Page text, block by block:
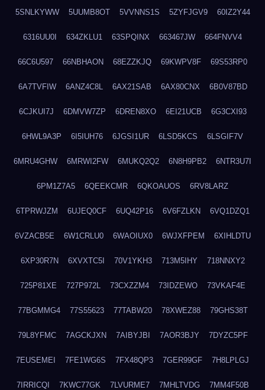
5SNLKYWW 5UUMB8OT 5VVNNS1S 5ZYFJGV9 60IZ2Y44
6316UU0I 634ZKLU1 63SPQINX 663467JW 664FNVV4
66C6U597 66NBHAON 68EZZKJQ 69KWPV8F 69S53RP0
6A7TVFIW 6ANZ4C8L 6AX21SAB 6AX80CNX 6B0V87BD
6CJKUI7J 6DMVW7ZP 6DREN8XO 6EI21UCB 6G3CXI93
6HWL9A3P 6I5IUH76 6JGSI1UR 6LSD5KCS 6LSGIF7V
6MRU4GHW 6MRWI2FW 6MUKQ2Q2 6N8H9PB2 6NTR3U7I
6PM1Z7A5 6QEEKCMR 6QKOAUOS 6RV8LARZ
6TPRWJZM 6UJEQ0CF 6UQ42P16 6V6FZLKN 6VQ1DZQ1
6VZACB5E 6W1CRLU0 6WAOIUX0 6WJXFPEM 6XIHLDTU
6XP30R7N 6XVXTC5I 70V1YKH3 713M5IHY 718NNXY2
725P81XE 727P972L 73CXZZM4 73IDZEWO 73VKAF4E
77BGMMG4 77S55623 77TABW20 78XWEZ88 79GHS38T
79L8YFMC 7AGCKJXN 7AIBYJBI 7AOR3BJY 7DYZC5PF
7EUSEMEI 7FE1WG6S 7FX48QP3 7GER99GF 7H8LPLGJ
7IRRICQI 7KWC77GK 7LVURME7 7MHLTVDG 7MM4F50B